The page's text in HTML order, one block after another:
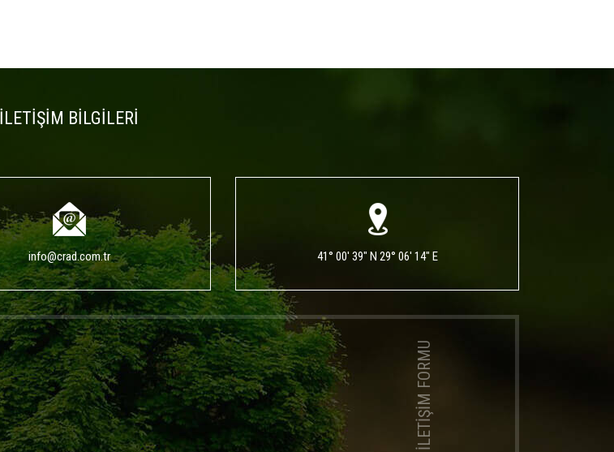
İLETİŞİM BİLGİLERİ
info@crad.com.tr 41° 00' 39" N 29° 06' 14" E
İLETİŞİM FORMU